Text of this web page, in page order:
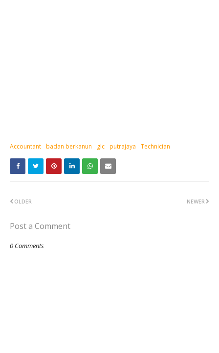
Accountant badan berkanun glc putrajaya Technician
NEWER
OLDER
Post a Comment
0 Comments